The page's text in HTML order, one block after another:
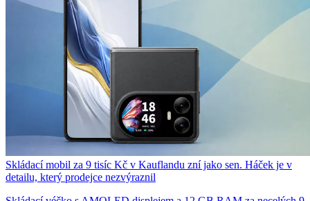
Skládací mobil za 9 tisíc Kč v Kauflandu zní jako sen. Háček je v
detailu, který prodejce nezvýraznil